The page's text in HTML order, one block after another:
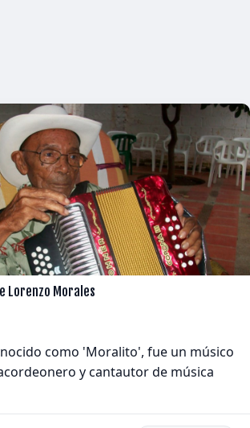
Lorenzo Morales
como 'Moralito', fue un músico
y cantautor de música